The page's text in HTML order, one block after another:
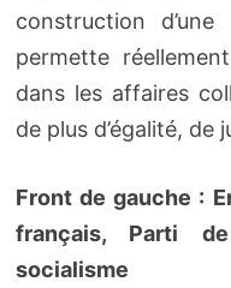
construction
permette
dans les affaires
de plus d’égalité, de
Front de gauche :
français, Parti
socialisme